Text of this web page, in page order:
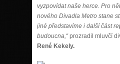
vyzpovídat naše herce. Pro
nového Divadla Metro stane
jiné představíme i další část
budoucna,“prozradil mluvčí
René Kekely.